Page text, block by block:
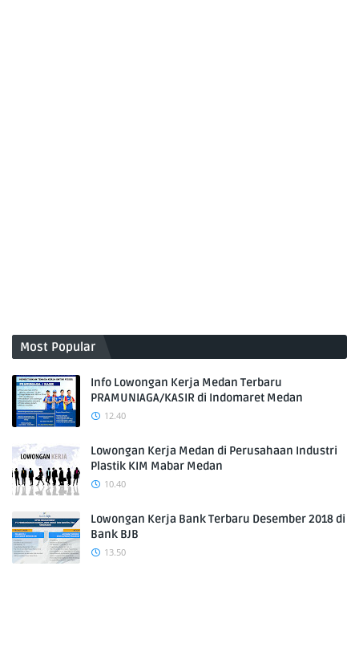
Most Popular
Info Lowongan Kerja Medan Terbaru
PRAMUNIAGA/KASIR di Indomaret Medan
12.40
Lowongan Kerja Medan di Perusahaan Industri
Plastik KIM Mabar Medan
10.40
Lowongan Kerja Bank Terbaru Desember 2018 di
Bank BJB
13.50